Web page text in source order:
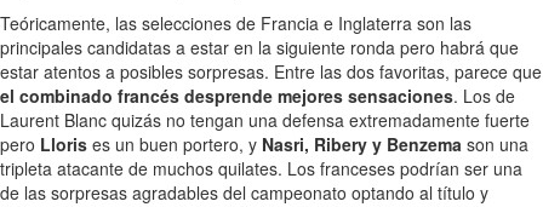
Teóricamente, las selecciones de Francia e Inglaterra son las
principales candidatas a estar en la siguiente ronda pero habrá que
estar atentos a posibles sorpresas. Entre las dos favoritas, parece que
el combinado francés desprende mejores sensaciones. Los de
Laurent Blanc quizás no tengan una defensa extremadamente fuerte
pero Lloris es un buen portero, y Nasri, Ribery y Benzema son una
tripleta atacante de muchos quilates. Los franceses podrían ser una
de las sorpresas agradables del campeonato optando al título y